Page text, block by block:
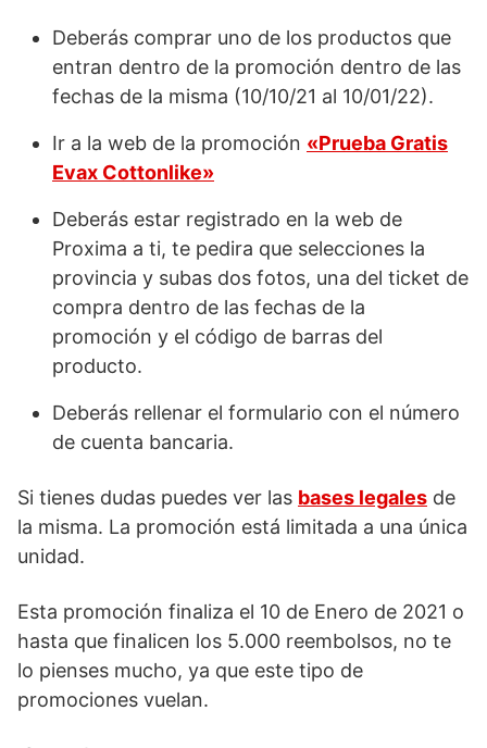
Deberás comprar uno de los productos que
entran dentro de la promoción dentro de las
fechas de la misma (10/10/21 al 10/01/22).
Ir a la web de la promoción «Prueba Gratis
Evax Cottonlike»
Deberás estar registrado en la web de
Proxima a ti, te pedira que selecciones la
provincia y subas dos fotos, una del ticket de
compra dentro de las fechas de la
promoción y el código de barras del
producto.
Deberás rellenar el formulario con el número
de cuenta bancaria.
Si tienes dudas puedes ver las bases legales de
la misma. La promoción está limitada a una única
unidad.
Esta promoción finaliza el 10 de Enero de 2021 o
hasta que finalicen los 5.000 reembolsos, no te
lo pienses mucho, ya que este tipo de
promociones vuelan.